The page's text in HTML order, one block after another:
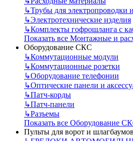
↳Трубы для электропроводки
↳Электротехнические изделия
↳Комплекты гофрошланга с
Показать все Монтажные и
Оборудование СКС
↳Коммутационные модули
↳Коммутационные розетки
↳Оборудование телефонии
↳Оптические панели и
↳Патч-корды
↳Патч-панели
↳Разъемы
Показать все Оборудование
Пульты для ворот и шлагбаумов